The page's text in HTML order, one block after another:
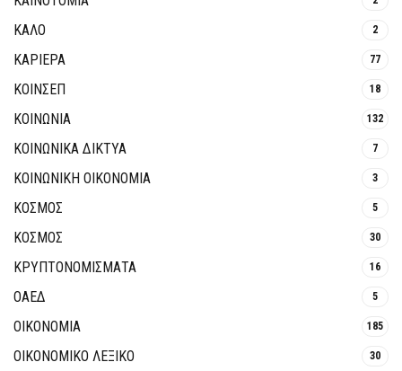
ΚΑΛΟ 2
ΚΑΡΙΕΡΑ 77
ΚΟΙΝΣΕΠ 18
ΚΟΙΝΩΝΙΑ 132
ΚΟΙΝΩΝΙΚΆ ΔΊΚΤΥΑ 7
ΚΟΙΝΩΝΙΚΉ ΟΙΚΟΝΟΜΊΑ 3
ΚΟΣΜΟΣ 5
ΚΟΣΜΟΣ 30
ΚΡΥΠΤΟΝΟΜΊΣΜΑΤΑ 16
ΟΑΕΔ 5
ΟΙΚΟΝΟΜΙΑ 185
ΟΙΚΟΝΟΜΙΚΟ ΛΕΞΙΚΟ 30